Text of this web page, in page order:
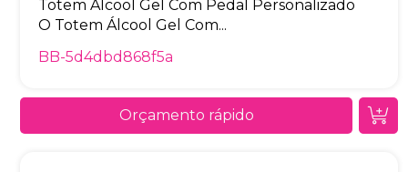
Totem Álcool Gel Com Pedal Personalizado
O Totem Álcool Gel Com...
BB-5d4dbd868f5a
Orçamento rápido